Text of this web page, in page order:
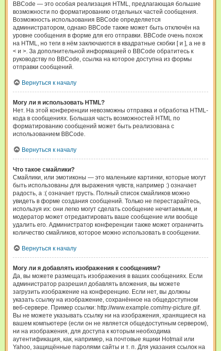
BBCode — это особая реализация HTML, предлагающая большие
возможности по форматированию отдельных частей сообщения.
Возможность использования BBCode определяется
администратором, однако BBCode также может быть отключён на
уровне сообщения в форме для его отправки. BBCode очень похож
на HTML, но теги в нём заключаются в квадратные скобки [ и ], а не в
< и >. За дополнительной информацией о BBCode обратитесь к
руководству по BBCode, ссылка на которое доступна из формы
отправки сообщений.
Вернуться к началу
Могу ли я использовать HTML?
Нет. На этой конференции невозможны отправка и обработка HTML-
кода в сообщениях. Большая часть возможностей HTML по
форматированию сообщений может быть реализована с
использованием BBCode.
Вернуться к началу
Что такое смайлики?
Смайлики, или эмотиконы — это маленькие картинки, которые могут
быть использованы для выражения чувств, например :) означает
радость, а :( означает грусть. Полный список смайликов можно
увидеть в форме создания сообщений. Только не перестарайтесь,
используя их: они легко могут сделать сообщение нечитаемым, и
модератор может отредактировать ваше сообщение или вообще
удалить его. Администратор конференции также может ограничить
количество смайликов, которое можно использовать в сообщении.
Вернуться к началу
Могу ли я добавлять изображения к сообщениям?
Да, вы можете размещать изображения в ваших сообщениях. Если
администратор разрешил добавлять вложения, вы можете
загрузить изображение на конференцию. Если нет, вы должны
указать ссылку на изображение, сохранённое на общедоступном
веб-сервере. Пример ссылки: http://www.example.com/my-picture.gif.
Вы не можете указывать ссылку ни на изображения, хранящиеся на
вашем компьютере (если он не является общедоступным сервером),
ни на изображения, для доступа к которым необходима
аутентификация, как, например, на почтовые ящики Hotmail или
Yahoo, защищённые паролями сайты и т. п. Для указания ссылок на